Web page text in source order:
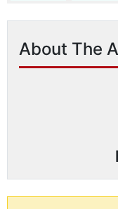
About The